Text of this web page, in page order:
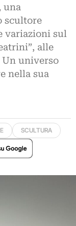
una
scultore
variazioni sul
alle
Un universo
nella sua
SCULTURA